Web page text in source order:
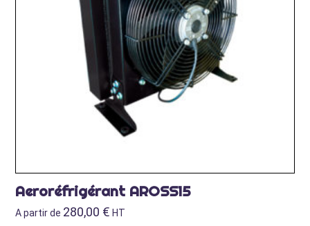
Aeroréfrigérant AROSS15
A partir de 280,00 € HT